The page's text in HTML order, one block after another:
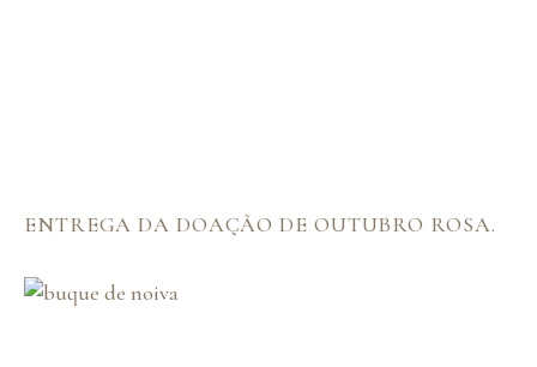
ENTREGA DA DOAÇÃO DE OUTUBRO ROSA.